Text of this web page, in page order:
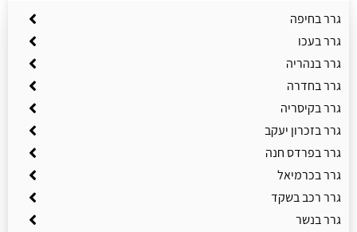
גרר בחיפה
גרר בעכו
גרר בנהריה
גרר בחדרה
גרר בקיסריה
גרר בזכרון יעקב
גרר בפרדס חנה
גרר בכרמיאל
גרר רכב בשקד
גרר בנשר